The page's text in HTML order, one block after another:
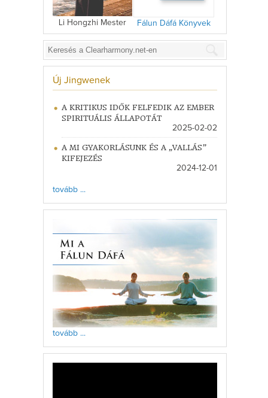
Li Hongzhi Mester Fálun Dáfá Könyvek
Új Jingwenek
A KRITIKUS IDŐK FELFEDIK AZ EMBER
SPIRITUÁLIS ÁLLAPOTÁT
2025-02-02
A MI GYAKORLÁSUNK ÉS A „VALLÁS”
KIFEJEZÉS
2024-12-01
tovább ...
tovább ...